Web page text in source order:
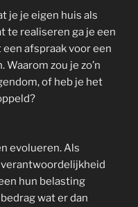
je je eigen huis als
te realiseren ga je een
een afspraak voor een
zou je zo’n
of heb je het
evolueren. Als
hun belasting
wat er dan